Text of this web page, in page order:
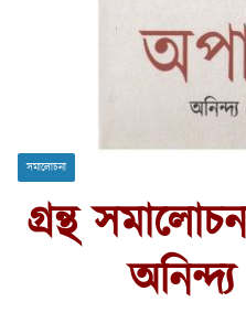
সমালোচনা
গ্রন্থ